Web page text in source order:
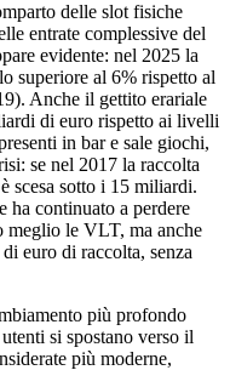
delle slot fisiche
entrate complessive del
evidente: nel 2025 la
superiore al 6% rispetto al
Anche il gettito erariale
di euro rispetto ai livelli
in bar e sale giochi,
se nel 2017 la raccolta
scesa sotto i 15 miliardi.
ha continuato a perdere
meglio le VLT, ma anche
euro di raccolta, senza
più profondo
si spostano verso il
più moderne,